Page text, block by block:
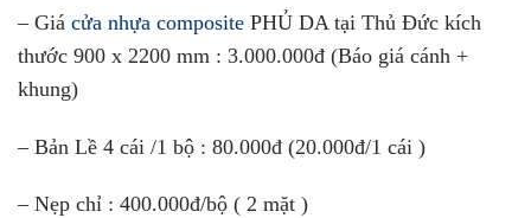
– Giá cửa nhựa composite PHỦ DA tại Thủ Đức kích
thước 900 x 2200 mm : 3.000.000đ (Báo giá cánh +
khung)
– Bản Lề 4 cái /1 bộ : 80.000đ (20.000đ/1 cái )
– Nẹp chỉ : 400.000đ/bộ ( 2 mặt )